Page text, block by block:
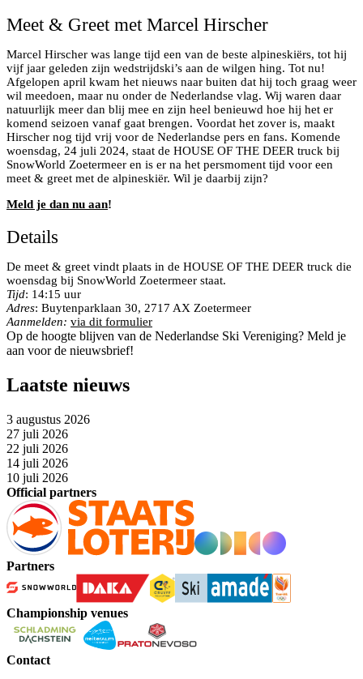
Meet & Greet met Marcel Hirscher
Marcel Hirscher was lange tijd een van de beste alpineskiërs, tot hij
vijf jaar geleden zijn wedstrijdski’s aan de wilgen hing. Tot nu!
Afgelopen april kwam het nieuws naar buiten dat hij toch graag weer
wil meedoen, maar nu onder de Nederlandse vlag. Wij waren daar
natuurlijk meer dan blij mee en zijn heel benieuwd hoe hij het er
komend seizoen vanaf gaat brengen. Voordat het zover is, maakt
Hirscher nog tijd vrij voor de Nederlandse pers en fans. Komende
woensdag, 24 juli 2024, staat de HOUSE OF THE DEER truck bij
SnowWorld Zoetermeer en is er na het persmoment tijd voor een
meet & greet met de alpineskiër. Wil je daarbij zijn?
Meld je dan nu aan!
Details
De meet & greet vindt plaats in de HOUSE OF THE DEER truck die
woensdag bij SnowWorld Zoetermeer staat.
Tijd: 14:15 uur
Adres: Buytenparklaan 30, 2717 AX Zoetermeer
Aanmelden: via dit formulier
Op de hoogte blijven van de Nederlandse Ski Vereniging? Meld je
aan voor de nieuwsbrief!
Laatste nieuws
3 augustus 2026
27 juli 2026
22 juli 2026
14 juli 2026
10 juli 2026
Official partners
Partners
Championship venues
Contact